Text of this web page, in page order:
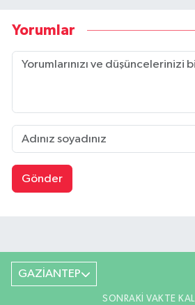
Yorumlar
Gönder
GAZİANTEP
SONRAKI VAKTE